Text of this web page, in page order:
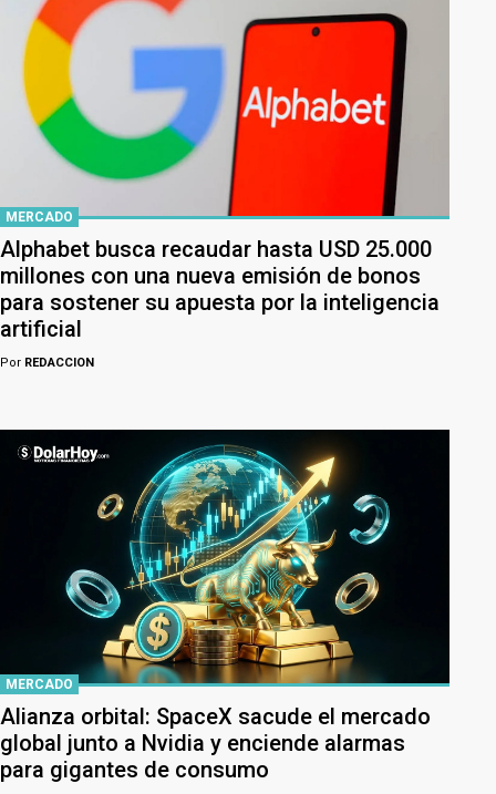
MERCADO
Alphabet busca recaudar hasta USD 25.000
millones con una nueva emisión de bonos
para sostener su apuesta por la inteligencia
artificial
Por REDACCION
MERCADO
Alianza orbital: SpaceX sacude el mercado
global junto a Nvidia y enciende alarmas
para gigantes de consumo